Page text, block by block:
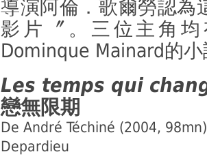
導演阿倫．歌爾勞認為
影片〞。三位主角
Dominque Mainard的
Les temps qui
戀無限期
De André Téchiné (2004,
Depardieu